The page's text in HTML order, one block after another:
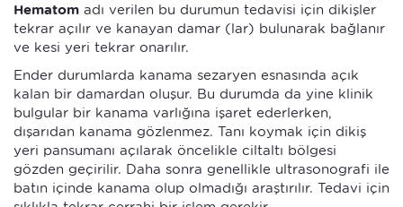
Hematom adı verilen bu durumun tedavisi için dikişler
tekrar açılır ve kanayan damar (lar) bulunarak bağlanır
ve kesi yeri tekrar onarılır.
Ender durumlarda kanama sezaryen esnasında açık
kalan bir damardan oluşur. Bu durumda da yine klinik
bulgular bir kanama varlığına işaret ederlerken,
dışarıdan kanama gözlenmez. Tanı koymak için dikiş
yeri pansumanı açılarak öncelikle ciltaltı bölgesi
gözden geçirilir. Daha sonra genellikle ultrasonografi ile
batın içinde kanama olup olmadığı araştırılır. Tedavi için